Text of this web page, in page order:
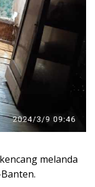
melanda